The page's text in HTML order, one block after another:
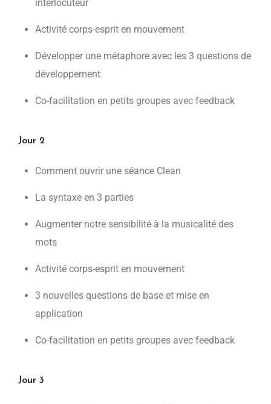
interlocuteur
Activité corps-esprit en mouvement
Développer une métaphore avec les 3 questions de
développement
Co-facilitation en petits groupes avec feedback
Jour 2
Comment ouvrir une séance Clean
La syntaxe en 3 parties
Augmenter notre sensibilité à la musicalité des
mots
Activité corps-esprit en mouvement
3 nouvelles questions de base et mise en
application
Co-facilitation en petits groupes avec feedback
Jour 3